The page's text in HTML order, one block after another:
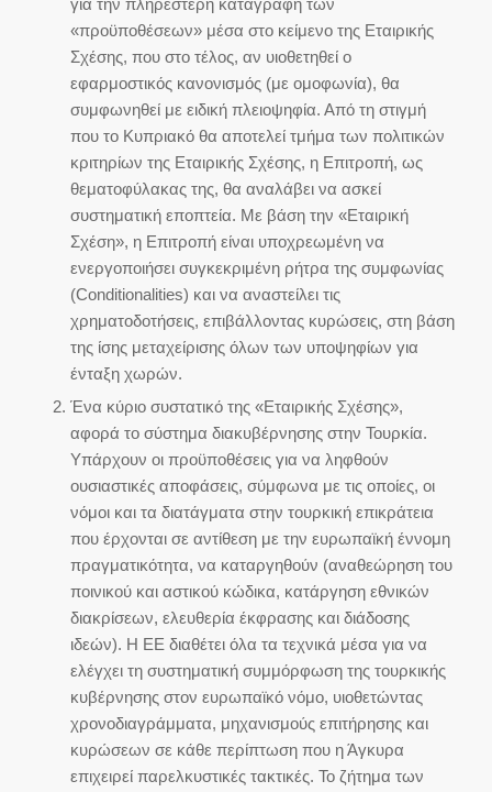
για την πληρέστερη καταγραφή των
«προϋποθέσεων» μέσα στο κείμενο της Εταιρικής
Σχέσης, που στο τέλος, αν υιοθετηθεί ο
εφαρμοστικός κανονισμός (με ομοφωνία), θα
συμφωνηθεί με ειδική πλειοψηφία. Από τη στιγμή
που το Κυπριακό θα αποτελεί τμήμα των πολιτικών
κριτηρίων της Εταιρικής Σχέσης, η Επιτροπή, ως
θεματοφύλακας της, θα αναλάβει να ασκεί
συστηματική εποπτεία. Με βάση την «Εταιρική
Σχέση», η Επιτροπή είναι υποχρεωμένη να
ενεργοποιήσει συγκεκριμένη ρήτρα της συμφωνίας
(Conditionalities) και να αναστείλει τις
χρηματοδοτήσεις, επιβάλλοντας κυρώσεις, στη βάση
της ίσης μεταχείρισης όλων των υποψηφίων για
ένταξη χωρών.
Ένα κύριο συστατικό της «Εταιρικής Σχέσης»,
αφορά το σύστημα διακυβέρνησης στην Τουρκία.
Υπάρχουν οι προϋποθέσεις για να ληφθούν
ουσιαστικές αποφάσεις, σύμφωνα με τις οποίες, οι
νόμοι και τα διατάγματα στην τουρκική επικράτεια
που έρχονται σε αντίθεση με την ευρωπαϊκή έννομη
πραγματικότητα, να καταργηθούν (αναθεώρηση του
ποινικού και αστικού κώδικα, κατάργηση εθνικών
διακρίσεων, ελευθερία έκφρασης και διάδοσης
ιδεών). Η ΕΕ διαθέτει όλα τα τεχνικά μέσα για να
ελέγχει τη συστηματική συμμόρφωση της τουρκικής
κυβέρνησης στον ευρωπαϊκό νόμο, υιοθετώντας
χρονοδιαγράμματα, μηχανισμούς επιτήρησης και
κυρώσεων σε κάθε περίπτωση που η Άγκυρα
επιχειρεί παρελκυστικές τακτικές. Το ζήτημα των